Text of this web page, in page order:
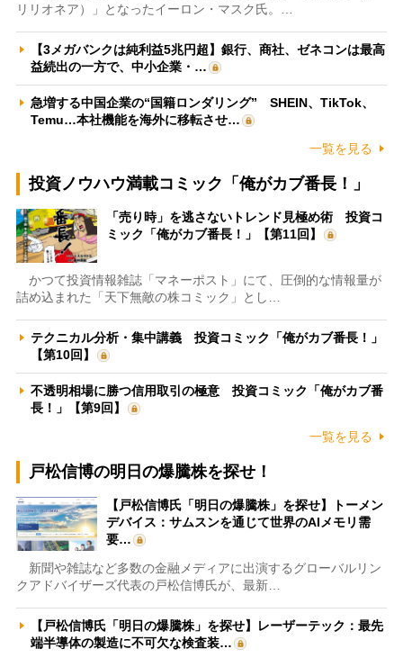
リリオネア）」となったイーロン・マスク氏。…
【3メガバンクは純利益5兆円超】銀行、商社、ゼネコンは最高
益続出の一方で、中小企業・…
急増する中国企業の“国籍ロンダリング” SHEIN、TikTok、
Temu…本社機能を海外に移転させ…
一覧を見る
投資ノウハウ満載コミック「俺がカブ番長！」
「売り時」を逃さないトレンド見極め術 投資コ
ミック「俺がカブ番長！」【第11回】
かつて投資情報雑誌「マネーポスト」にて、圧倒的な情報量が
詰め込まれた「天下無敵の株コミック」とし…
テクニカル分析・集中講義 投資コミック「俺がカブ番長！」
【第10回】
不透明相場に勝つ信用取引の極意 投資コミック「俺がカブ番
長！」【第9回】
一覧を見る
戸松信博の明日の爆騰株を探せ！
【戸松信博氏「明日の爆騰株」を探せ】トーメン
デバイス：サムスンを通じて世界のAIメモリ需
要…
新聞や雑誌など多数の金融メディアに出演するグローバルリン
クアドバイザーズ代表の戸松信博氏が、最新…
【戸松信博氏「明日の爆騰株」を探せ】レーザーテック：最先
端半導体の製造に不可欠な検査装…